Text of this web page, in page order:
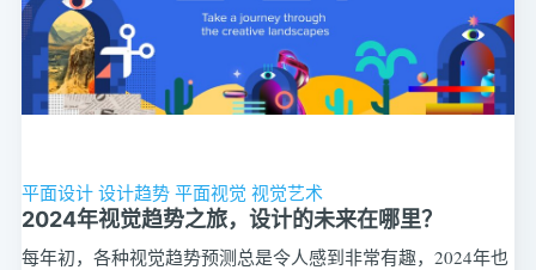
平面设计 设计趋势 平面视觉 视觉艺术
2024年视觉趋势之旅，设计的未来在哪里？
每年初，各种视觉趋势预测总是令人感到非常有趣，2024年也